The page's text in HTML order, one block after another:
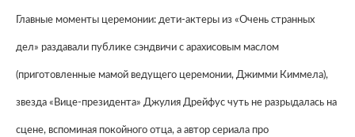
Главные моменты церемонии: дети-актеры из «Очень странных
дел» раздавали публике сэндвичи с арахисовым маслом
(приготовленные мамой ведущего церемонии, Джимми Киммела),
звезда «Вице-президента» Джулия Дрейфус чуть не разрыдалась на
сцене, вспоминая покойного отца, а автор сериала про